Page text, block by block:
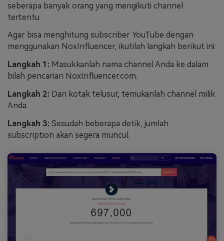
seberapa banyak orang yang mengikuti channel
tertentu.
Agar bisa menghitung subscriber YouTube dengan
menggunakan NoxInfluencer, ikutilah langkah berikut ini:
Langkah 1: Masukkanlah nama channel Anda ke dalam
bilah pencarian NoxInfluencer.com.
Langkah 2: Dari kotak telusur, temukanlah channel milik
Anda.
Langkah 3: Sesudah beberapa detik, jumlah
subscription akan segera muncul.